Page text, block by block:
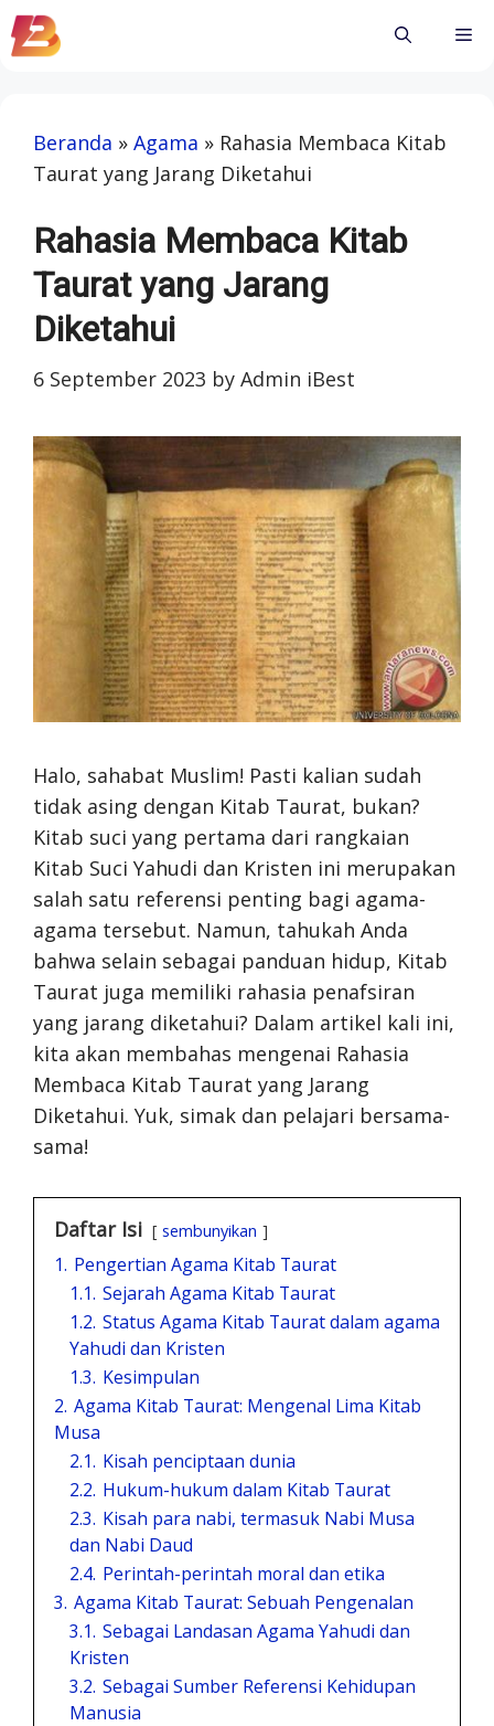
Skip
to
Beranda » Agama » Rahasia Membaca Kitab
Taurat yang Jarang Diketahui
Rahasia Membaca Kitab
Taurat yang Jarang
Diketahui
6 September 2023 by Admin iBest
Halo, sahabat Muslim! Pasti kalian sudah
tidak asing dengan Kitab Taurat, bukan?
Kitab suci yang pertama dari rangkaian
Kitab Suci Yahudi dan Kristen ini merupakan
salah satu referensi penting bagi agama-
agama tersebut. Namun, tahukah Anda
bahwa selain sebagai panduan hidup, Kitab
Taurat juga memiliki rahasia penafsiran
yang jarang diketahui? Dalam artikel kali ini,
kita akan membahas mengenai Rahasia
Membaca Kitab Taurat yang Jarang
Diketahui. Yuk, simak dan pelajari bersama-
sama!
Daftar Isi sembunyikan
1. Pengertian Agama Kitab Taurat
1.1. Sejarah Agama Kitab Taurat
1.2. Status Agama Kitab Taurat dalam agama
Yahudi dan Kristen
1.3. Kesimpulan
2. Agama Kitab Taurat: Mengenal Lima Kitab
Musa
2.1. Kisah penciptaan dunia
2.2. Hukum-hukum dalam Kitab Taurat
2.3. Kisah para nabi, termasuk Nabi Musa
dan Nabi Daud
2.4. Perintah-perintah moral dan etika
3. Agama Kitab Taurat: Sebuah Pengenalan
3.1. Sebagai Landasan Agama Yahudi dan
Kristen
3.2. Sebagai Sumber Referensi Kehidupan
Manusia